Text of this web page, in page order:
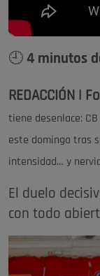
🕘 4 minutos
REDACCIÓN |
tiene desenlace:
este domingo tras
intensidad… y
El duelo
con todo